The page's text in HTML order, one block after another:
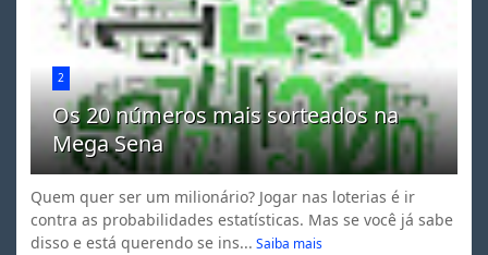
2
Os 20 números mais sorteados na
Mega Sena
Quem quer ser um milionário? Jogar nas loterias é ir
contra as probabilidades estatísticas. Mas se você já sabe
disso e está querendo se ins... Saiba mais